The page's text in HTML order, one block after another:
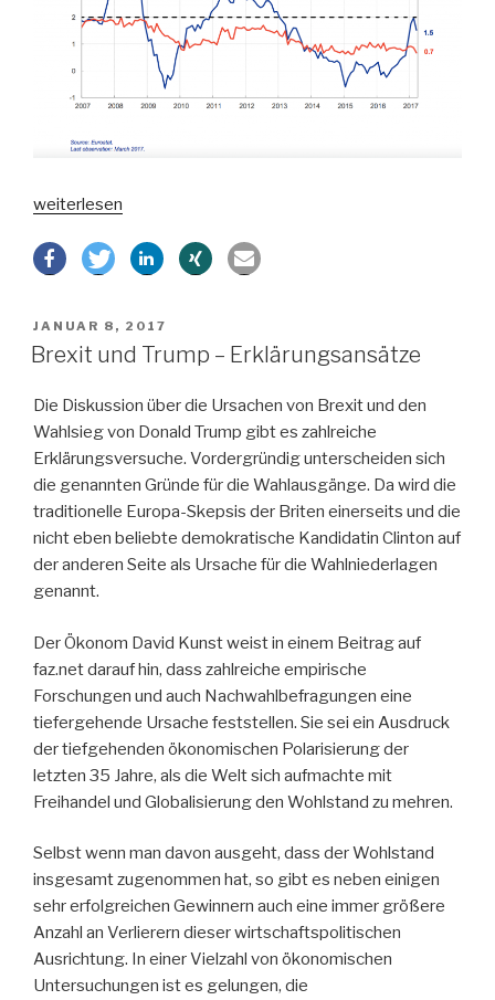
„Erneut
Alarm
weiterlesen
VERÖFFENTLICHT
AM
JANUAR 8, 2017
Brexit und Trump – Erklärungsansätze
Die Diskussion über die Ursachen von Brexit und den
Wahlsieg von Donald Trump gibt es zahlreiche
Erklärungsversuche. Vordergründig unterscheiden sich
die genannten Gründe für die Wahlausgänge. Da wird die
traditionelle Europa-Skepsis der Briten einerseits und die
nicht eben beliebte demokratische Kandidatin Clinton auf
der anderen Seite als Ursache für die Wahlniederlagen
genannt.
Der Ökonom David Kunst weist in einem Beitrag auf
faz.net darauf hin, dass zahlreiche empirische
Forschungen und auch Nachwahlbefragungen eine
tiefergehende Ursache feststellen. Sie sei ein Ausdruck
der tiefgehenden ökonomischen Polarisierung der
letzten 35 Jahre, als die Welt sich aufmachte mit
Freihandel und Globalisierung den Wohlstand zu mehren.
Selbst wenn man davon ausgeht, dass der Wohlstand
insgesamt zugenommen hat, so gibt es neben einigen
sehr erfolgreichen Gewinnern auch eine immer größere
Anzahl an Verlierern dieser wirtschaftspolitischen
Ausrichtung. In einer Vielzahl von ökonomischen
Untersuchungen ist es gelungen, die